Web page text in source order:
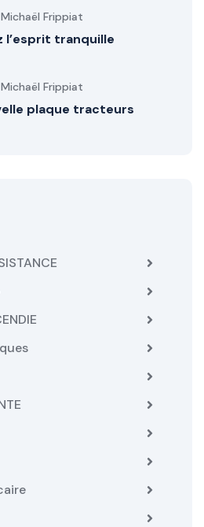
l’esprit tranquille
Frippiat
plaque tracteurs
Frippiat